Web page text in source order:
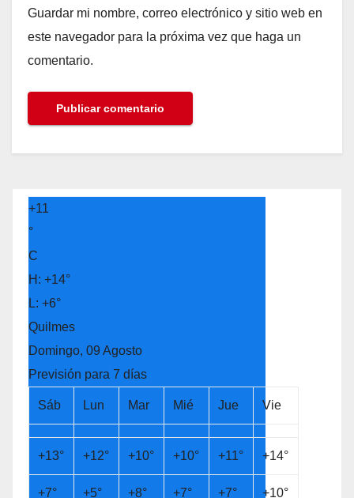
Guardar mi nombre, correo electrónico y sitio web en
este navegador para la próxima vez que haga un
comentario.
+11
°
C
H: +14°
L: +6°
Quilmes
Domingo, 09 Agosto
Previsión para 7 días
Sáb Lun Mar Mié Jue Vie
+13° +12° +10° +10° +11° +14°
+7° +5° +8° +7° +7° +10°